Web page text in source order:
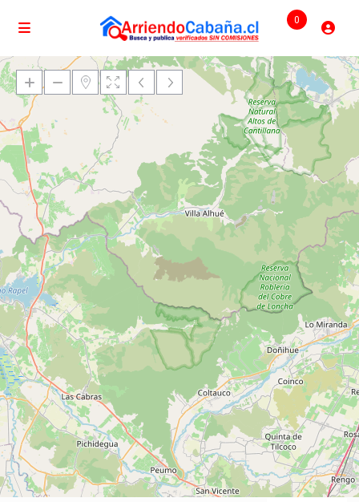
0
Cargando mapas